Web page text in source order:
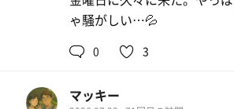
内気浴は何やら怪しい空間
りの実？がなっている木が
と覚えてないくらい掴みど
らごめんなさい💦)が、サ室
大量のロウリュウをかけて
全体がヒリヒリするくらい
り込んでお尻の下とかにも
ゃ騒がしい…💦
0 3
マッキー